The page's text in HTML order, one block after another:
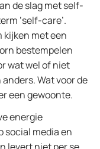
de slag met self-
‘self-care’.
kijken met een
bestempelen
wat wel of niet
Wat voor de
een gewoonte.
energie
social media en